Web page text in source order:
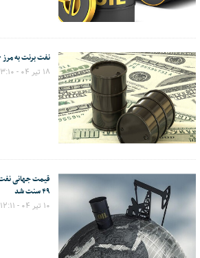
نفت برنت به مرز ۷۰ دلار رسید
۱۸ تیر ۰۴ - ۱۳:۱۰
۴۹ سنت شد
۱۰ تیر ۰۴ - ۱۲:۱۱